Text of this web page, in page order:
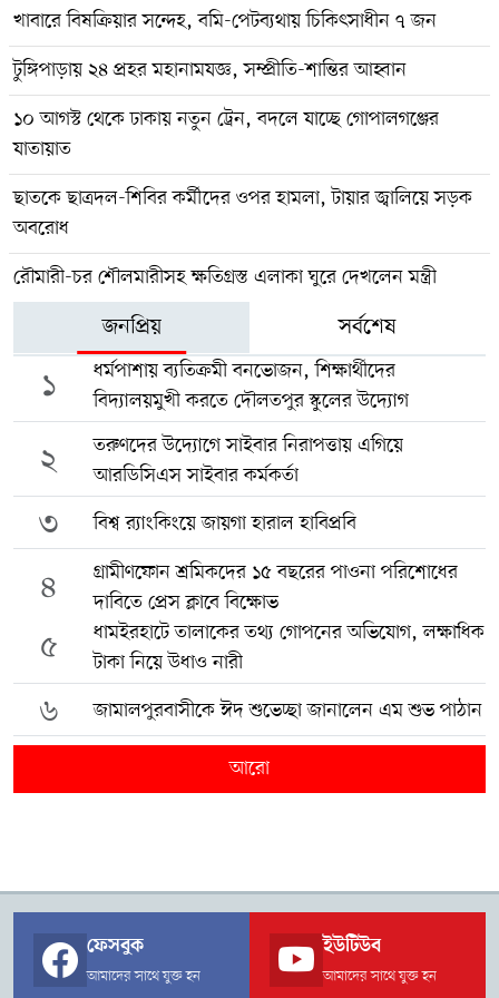
খাবারে বিষক্রিয়ার সন্দেহ, বমি-পেটব্যথায় চিকিৎসাধীন ৭ জন
টুঙ্গিপাড়ায় ২৪ প্রহর মহানামযজ্ঞ, সম্প্রীতি-শান্তির আহ্বান
১০ আগস্ট থেকে ঢাকায় নতুন ট্রেন, বদলে যাচ্ছে গোপালগঞ্জের
যাতায়াত
ছাতকে ছাত্রদল-শিবির কর্মীদের ওপর হামলা, টায়ার জ্বালিয়ে সড়ক
অবরোধ
রৌমারী-চর শৌলমারীসহ ক্ষতিগ্রস্ত এলাকা ঘুরে দেখলেন মন্ত্রী
জনপ্রিয় সর্বশেষ
১
ধর্মপাশায় ব্যতিক্রমী বনভোজন, শিক্ষার্থীদের
বিদ্যালয়মুখী করতে দৌলতপুর স্কুলের উদ্যোগ
২
তরুণদের উদ্যোগে সাইবার নিরাপত্তায় এগিয়ে
আরডিসিএস সাইবার কর্মকর্তা
৩ বিশ্ব র‍্যাংকিংয়ে জায়গা হারাল হাবিপ্রবি
৪
গ্রামীণফোন শ্রমিকদের ১৫ বছরের পাওনা পরিশোধের
দাবিতে প্রেস ক্লাবে বিক্ষোভ
৫
ধামইরহাটে তালাকের তথ্য গোপনের অভিযোগ, লক্ষাধিক
টাকা নিয়ে উধাও নারী
৬ জামালপুরবাসীকে ঈদ শুভেচ্ছা জানালেন এম শুভ পাঠান
আরো
ফেসবুক
আমাদের সাথে যুক্ত হন
ইউটিউব
আমাদের সাথে যুক্ত হন